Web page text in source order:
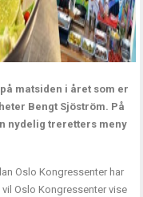
matsiden i året som er
Bengt Sjöström. På
nydelig treretters meny
Oslo Kongressenter har
Oslo Kongressenter vise